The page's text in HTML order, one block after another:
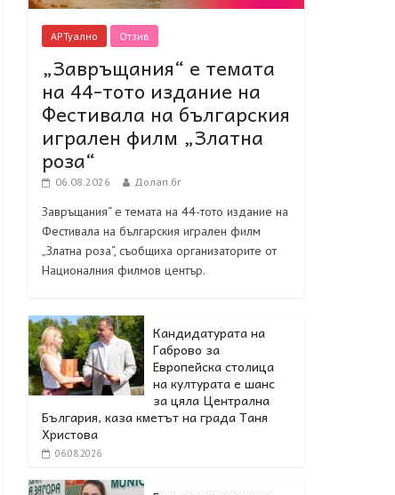
АРТуално Отзив
„Завръщания“ е темата
на 44-тото издание на
Фестивала на българския
игрален филм „Златна
роза“
06.08.2026 Долап.бг
Завръщания“ е темата на 44-тото издание на
Фестивала на българския игрален филм
„Златна роза“, съобщиха организаторите от
Националния филмов център.
Кандидатурата на
Габрово за
Европейска столица
на културата е шанс
за цяла Централна
България, каза кметът на града Таня
Христова
06.08.2026